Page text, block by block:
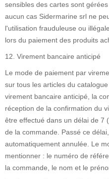
sensibles des cartes sont
aucun cas Sidermarine srl ne
l'utilisation frauduleuse ou
lors du paiement des produits
12. Virement bancaire anticipé
Le mode de paiement par
sur tous les articles du
virement bancaire anticipé, la
réception de la confirmation du
être effectué dans un délai de 7
de la commande. Passé ce
automatiquement annulée. Le
mentionner : le numéro de
la commande, le nom et le